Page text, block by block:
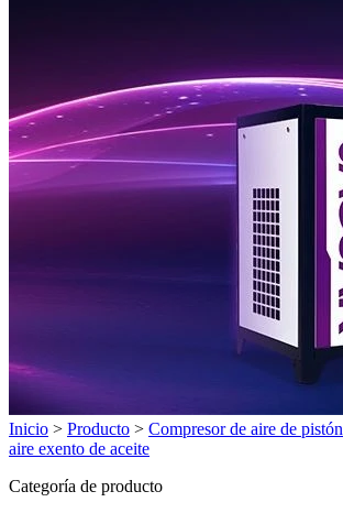
Inicio > Producto > Compresor de aire de pistón
aire exento de aceite
Categoría de producto